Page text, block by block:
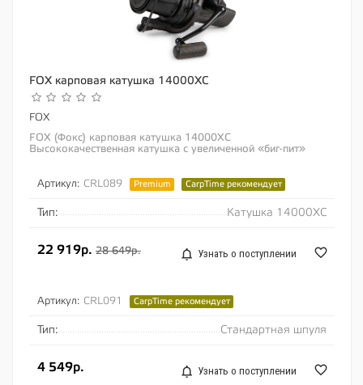
FOX карповая катушка 14000XC
FOX
FOX (Фокс) карповая катушка 14000XC
Высококачественная катушка с увеличенной «биг-пит»
Артикул: CRL089 Premium CarpTime рекомендует
Тип: Катушка 14000XC
22 919р. 28 649р. Узнать о поступлении
Артикул: CRL091 CarpTime рекомендует
Тип: Стандартная шпуля
4 549р. Узнать о поступлении